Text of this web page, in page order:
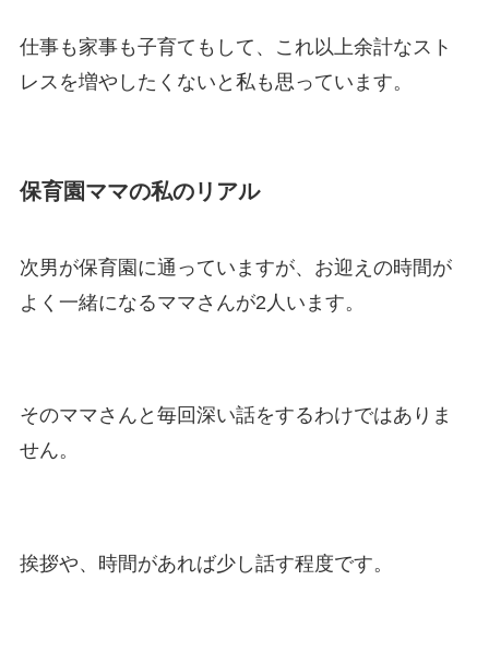
仕事も家事も子育てもして、これ以上余計なスト
レスを増やしたくないと私も思っています。
保育園ママの私のリアル
次男が保育園に通っていますが、お迎えの時間が
よく一緒になるママさんが2人います。
そのママさんと毎回深い話をするわけではありま
せん。
挨拶や、時間があれば少し話す程度です。